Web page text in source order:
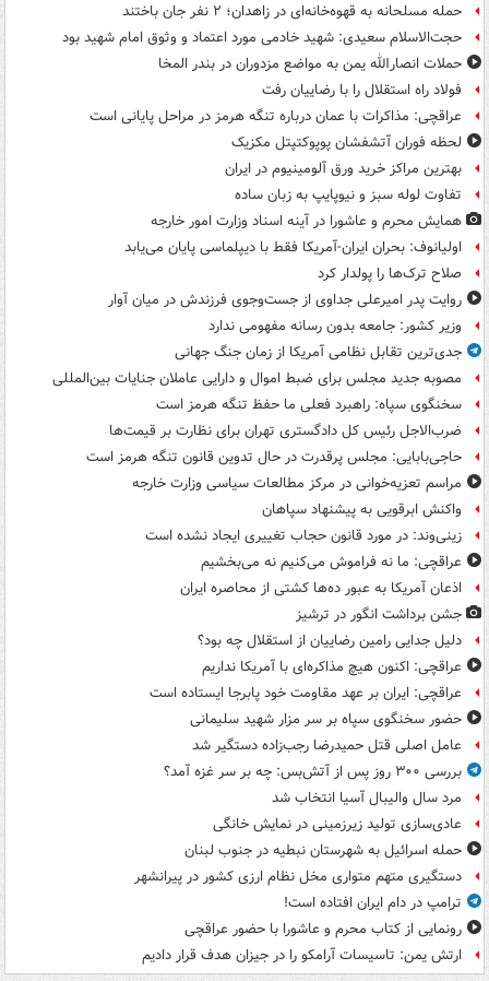
حمله مسلحانه به قهوه‌خانه‌ای در زاهدان؛ ۲ نفر جان باختند
حجت‌الاسلام سعیدی: شهید خادمی مورد اعتماد و وثوق امام شهید بود
حملات انصارالله یمن به مواضع مزدوران در بندر المخا
فولاد راه استقلال را با رضاییان رفت
عراقچی: مذاکرات با عمان درباره تنگه هرمز در مراحل پایانی است
لحظه فوران آتشفشان پوپوکتپتل مکزیک
بهترین مراکز خرید ورق آلومینیوم در ایران
تفاوت لوله سبز و نیوپایپ به زبان ساده
همایش محرم و عاشورا در آینه اسناد وزارت امور خارجه
اولیانوف: بحران ایران-آمریکا فقط با دیپلماسی پایان می‌یابد
صلاح ترک‌ها را پولدار کرد
روایت پدر امیرعلی جداوی از جست‌وجوی فرزندش در میان آوار
وزیر کشور: جامعه بدون رسانه مفهومی ندارد
جدی‌ترین تقابل نظامی آمریکا از زمان جنگ جهانی
مصوبه جدید مجلس برای ضبط اموال و دارایی عاملان جنایات بین‌المللی
سخنگوی سپاه: راهبرد فعلی ما حفظ تنگه هرمز است
ضرب‌الاجل رئیس کل دادگستری تهران برای نظارت بر قیمت‌ها
حاجی‌بابایی: مجلس پرقدرت در حال تدوین قانون تنگه هرمز است
مراسم تعزیه‌خوانی در مرکز مطالعات سیاسی وزارت خارجه
واکنش ابرقویی به پیشنهاد سپاهان
زینی‌وند: در مورد قانون حجاب تغییری ایجاد نشده است
عراقچی: ما نه فراموش می‌کنیم نه می‌بخشیم
اذعان آمریکا به عبور ده‌ها کشتی از محاصره ایران
جشن برداشت انگور در ترشیز
دلیل جدایی رامین رضاییان از استقلال چه بود؟
عراقچی: اکنون هیچ مذاکره‌ای با آمریکا نداریم
عراقچی: ایران بر عهد مقاومت خود پابرجا ایستاده است
حضور سخنگوی سپاه بر سر مزار شهید سلیمانی
عامل اصلی قتل حمیدرضا رجب‌زاده دستگیر شد
بررسی ۳۰۰ روز پس از آتش‌بس: چه بر سر غزه آمد؟
مرد سال والیبال آسیا انتخاب شد
عادی‌سازی تولید زیرزمینی در نمایش خانگی
حمله اسرائیل به شهرستان نبطیه در جنوب لبنان
دستگیری متهم متواری مخل نظام ارزی کشور در پیرانشهر
ترامپ در دام ایران افتاده است!
رونمایی از کتاب محرم و عاشورا با حضور عراقچی
ارتش یمن: تاسیسات آرامکو را در جیزان هدف قرار دادیم